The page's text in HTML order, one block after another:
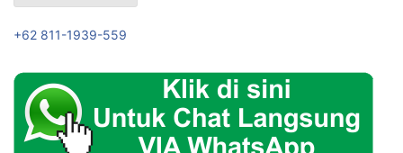
+62 811-1939-559